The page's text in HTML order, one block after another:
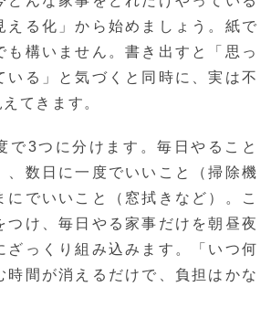
える化」から始めましょう。紙で
も構いません。書き出すと「思っ
いる」と気づくと同時に、実は不
てきます。
で3つに分けます。毎日やること
、数日に一度でいいこと（掃除機
にでいいこと（窓拭きなど）。こ
つけ、毎日やる家事だけを朝昼夜
ざっくり組み込みます。「いつ何
時間が消えるだけで、負担はかな